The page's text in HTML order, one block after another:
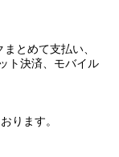
とめて支払い、
ト決済、モバイル
ります。